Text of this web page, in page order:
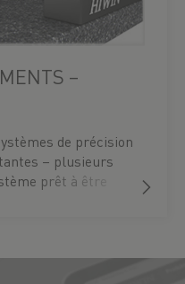
–
de précision
– plusieurs
prêt à être